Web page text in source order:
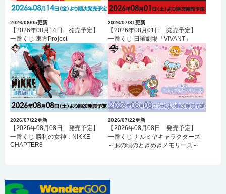
2026/08/05更新
【2026年08月14日 発売予定】
一番くじ 東方Project
2026/07/31更新
【2026年08月01日 発売予定】
一番くじ 日曜劇場「VIVANT」
2026/07/22更新
【2026年08月08日 発売予定】
一番くじ 勝利の女神：NIKKE
CHAPTER8
2026/07/22更新
【2026年08月08日 発売予定】
一番くじ ナルミヤキャラクターズ
～あの頃のときめきメモリーズ～